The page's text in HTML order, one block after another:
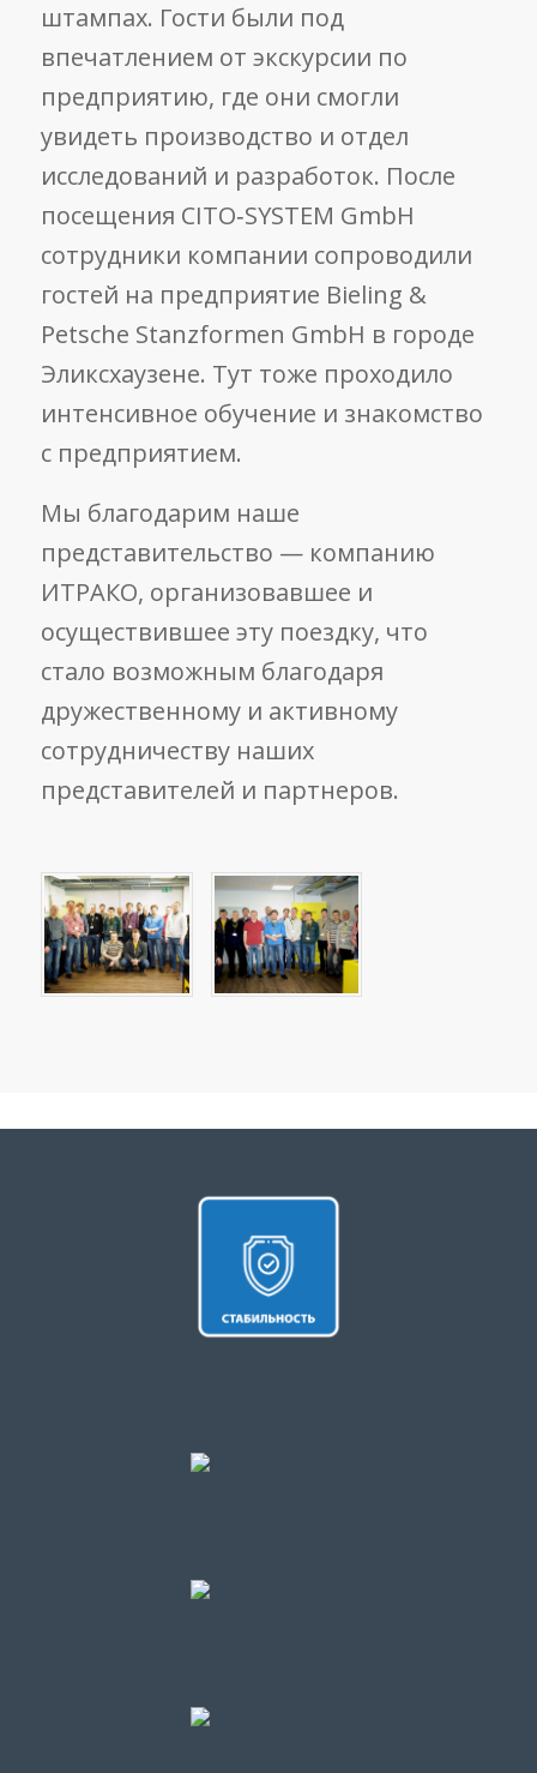
штампах. Гости были под
впечатлением от экскурсии по
предприятию, где они смогли
увидеть производство и отдел
исследований и разработок. После
посещения CITO‑SYSTEM GmbH
сотрудники компании сопроводили
гостей на предприятие Bieling &
Petsche Stanzformen GmbH в городе
Эликсхаузене. Тут тоже проходило
интенсивное обучение и знакомство
с предприятием.
Мы благодарим наше
представительство — компанию
ИТРАКО, организовавшее и
осуществившее эту поездку, что
стало возможным благодаря
дружественному и активному
сотрудничеству наших
представителей и партнеров.